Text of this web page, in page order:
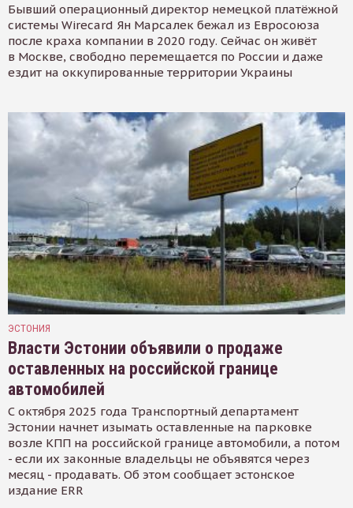
Бывший операционный директор немецкой платёжной
системы Wirecard Ян Марсалек бежал из Евросоюза
после краха компании в 2020 году. Сейчас он живёт
в Москве, свободно перемещается по России и даже
ездит на оккупированные территории Украины
ЭСТОНИЯ
Власти Эстонии объявили о продаже
оставленных на российской границе
автомобилей
С октября 2025 года Транспортный департамент
Эстонии начнет изымать оставленные на парковке
возле КПП на российской границе автомобили, а потом
- если их законные владельцы не объявятся через
месяц - продавать. Об этом сообщает эстонское
издание ERR